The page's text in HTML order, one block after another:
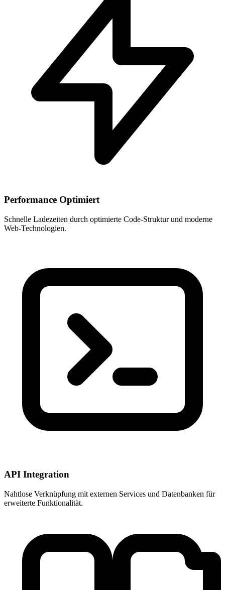
Performance Optimiert
Schnelle Ladezeiten durch optimierte Code-Struktur und moderne
Web-Technologien.
API Integration
Nahtlose Verknüpfung mit externen Services und Datenbanken für
erweiterte Funktionalität.